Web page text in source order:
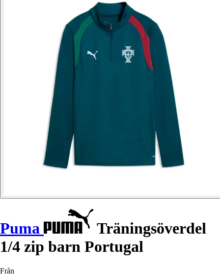
Puma
Träningsöverdel
1/4 zip barn Portugal
Från